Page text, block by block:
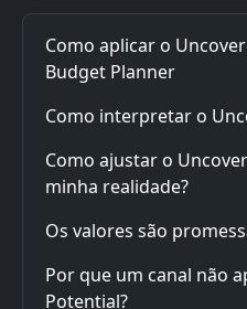
Como aplicar o
Budget Planner
Como interpretar o
Como ajustar o
minha realidade?
Os valores são
Por que um canal não
Potential?